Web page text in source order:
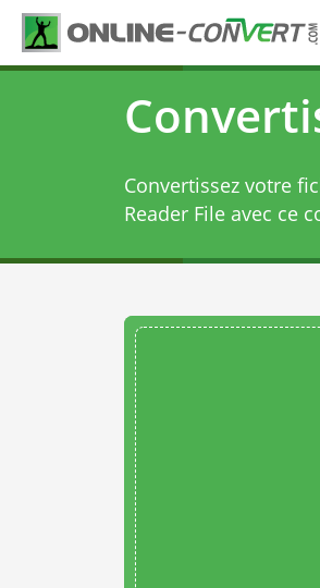
Convertissez votre
Reader File avec ce